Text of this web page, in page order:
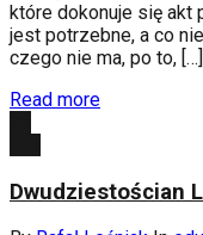
które dokonuje się akt
jest potrzebne, a co
czego nie ma, po to, […]
Read more
Dwudziestościan